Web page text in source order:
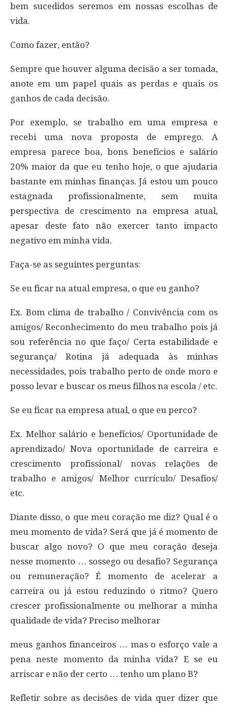
bem sucedidos seremos em nossas escolhas de
vida.
Como fazer, então?
Sempre que houver alguma decisão a ser tomada,
anote em um papel quais as perdas e quais os
ganhos de cada decisão.
Por exemplo, se trabalho em uma empresa e
recebi uma nova proposta de emprego. A
empresa parece boa, bons benefícios e salário
20% maior da que eu tenho hoje, o que ajudaria
bastante em minhas finanças. Já estou um pouco
estagnada profissionalmente, sem muita
perspectiva de crescimento na empresa atual,
apesar deste fato não exercer tanto impacto
negativo em minha vida.
Faça-se as seguintes perguntas:
Se eu ficar na atual empresa, o que eu ganho?
Ex. Bom clima de trabalho / Convivência com os
amigos/ Reconhecimento do meu trabalho pois já
sou referência no que faço/ Certa estabilidade e
segurança/ Rotina já adequada às minhas
necessidades, pois trabalho perto de onde moro e
posso levar e buscar os meus filhos na escola / etc.
Se eu ficar na empresa atual, o que eu perco?
Ex. Melhor salário e benefícios/ Oportunidade de
aprendizado/ Nova oportunidade de carreira e
crescimento profissional/ novas relações de
trabalho e amigos/ Melhor currículo/ Desafios/
etc.
Diante disso, o que meu coração me diz? Qual é o
meu momento de vida? Será que já é momento de
buscar algo novo? O que meu coração deseja
nesse momento … sossego ou desafio? Segurança
ou remuneração? É momento de acelerar a
carreira ou já estou reduzindo o ritmo? Quero
crescer profissionalmente ou melhorar a minha
qualidade de vida? Preciso melhorar
meus ganhos financeiros … mas o esforço vale a
pena neste momento da minha vida? E se eu
arriscar e não der certo … tenho um plano B?
Refletir sobre as decisões de vida quer dizer que